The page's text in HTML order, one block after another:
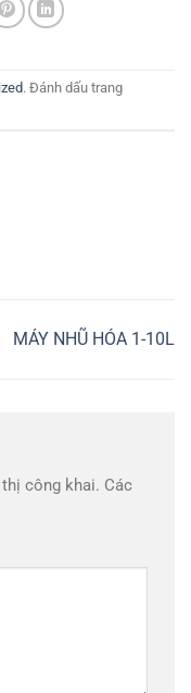
. Đánh dấu trang
MÁY NHŨ HÓA 1-10L
công khai. Các